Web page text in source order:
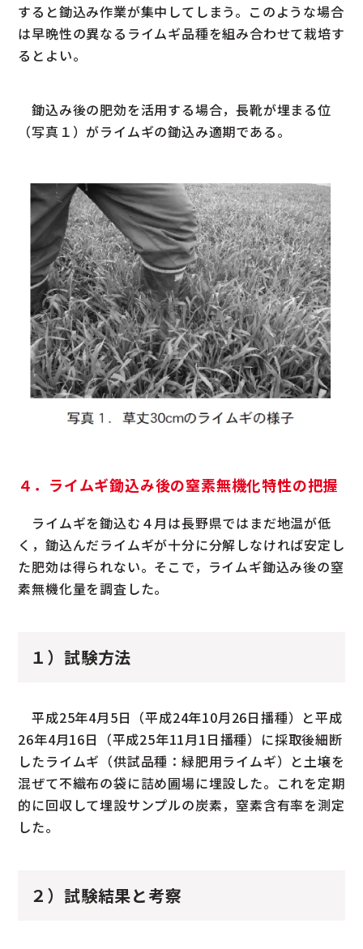
すると鋤込み作業が集中してしまう。このような場合
は早晩性の異なるライムギ品種を組み合わせて栽培す
るとよい。
鋤込み後の肥効を活用する場合，長靴が埋まる位
（写真１）がライムギの鋤込み適期である。
４．ライムギ鋤込み後の窒素無機化特性の把握
ライムギを鋤込む４月は長野県ではまだ地温が低
く，鋤込んだライムギが十分に分解しなければ安定し
た肥効は得られない。そこで，ライムギ鋤込み後の窒
素無機化量を調査した。
１）試験方法
平成25年4月5日（平成24年10月26日播種）と平成
26年4月16日（平成25年11月1日播種）に採取後細断
したライムギ（供試品種：緑肥用ライムギ）と土壌を
混ぜて不織布の袋に詰め圃場に埋設した。これを定期
的に回収して埋設サンプルの炭素，窒素含有率を測定
した。
２）試験結果と考察